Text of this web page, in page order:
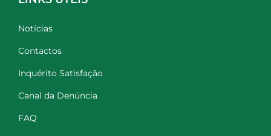
Notícias
Contactos
Inquérito Satisfação
Canal da Denúncia
FAQ